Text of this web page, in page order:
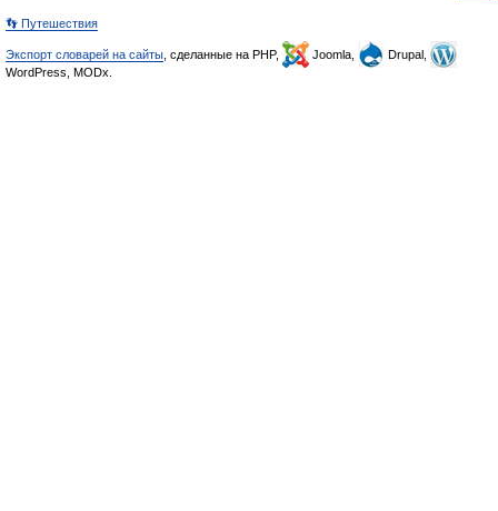
👣 Путешествия
Экспорт словарей на сайты , сделанные на PHP, Joomla,
Drupal,
WordPress, MODx.